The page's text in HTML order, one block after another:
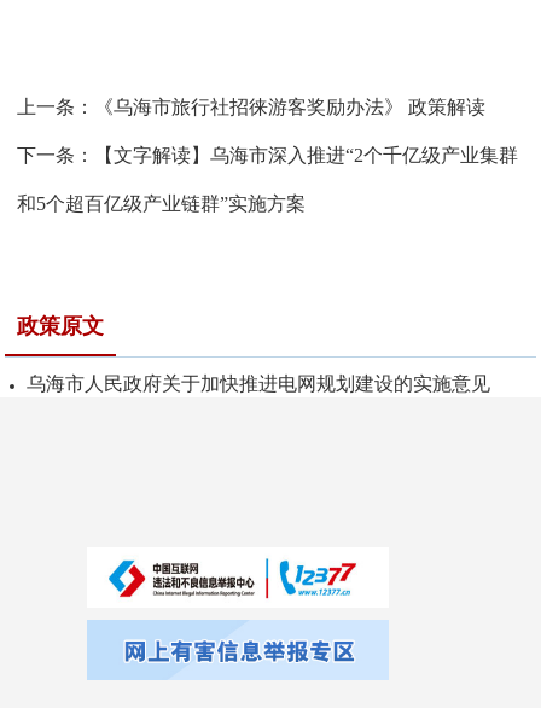
上一条： 《乌海市旅行社招徕游客奖励办法》 政策解读
下一条： 【文字解读】乌海市深入推进“2个千亿级产业集群
和5个超百亿级产业链群”实施方案
政策原文
乌海市人民政府关于加快推进电网规划建设的实施意见